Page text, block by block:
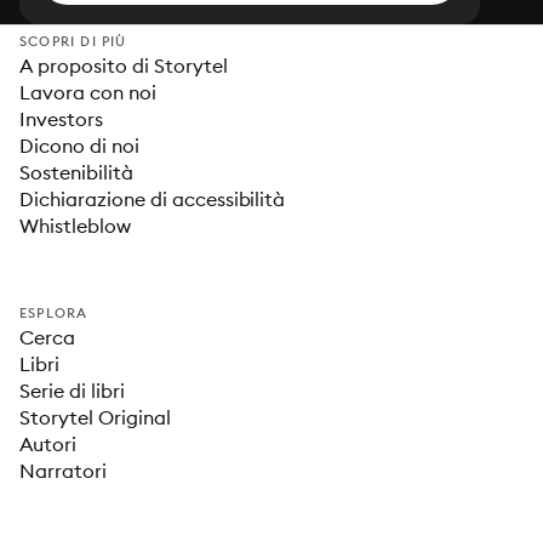
SCOPRI DI PIÙ
A proposito di Storytel
Lavora con noi
Investors
Dicono di noi
Sostenibilità
Dichiarazione di accessibilità
Whistleblow
ESPLORA
Cerca
Libri
Serie di libri
Storytel Original
Autori
Narratori